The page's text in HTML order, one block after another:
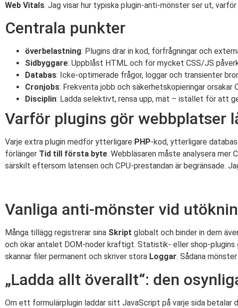
Web Vitals. Jag visar hur typiska plugin-anti-mönster ser ut,
Centrala punkter
överbelastning: Plugins drar in kod, förfrågningar och
Sidbyggare: Uppblåst HTML och för mycket CSS/JS
Databas: Icke-optimerade frågor, loggar och transienter
Cronjobs: Frekventa jobb och säkerhetskopieringar orsakar
Disciplin: Ladda selektivt, rensa upp, mät – istället för att
Varför plugins gör webbplatser
Varje extra plugin medför ytterligare PHP-kod, ytterligare
förlänger Tid till första byte. Webbläsaren måste analysera mer
särskilt eftersom latensen och CPU-prestandan är begränsade.
Vanliga anti-mönster vid
Många tillägg registrerar sina Skript globalt och binder in dem
och ökar antalet DOM-noder kraftigt. Statistik- eller shop-plugins
skannar filer permanent och skriver stora Loggar. Sådana
„Ladda allt överallt“: den
Om ett formulärplugin laddar sitt JavaScript på varje sida betalar